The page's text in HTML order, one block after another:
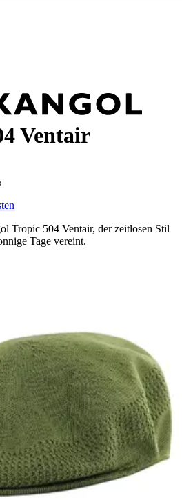
Ventair
Tropic 504 Ventair, der zeitlosen Stil
Tage vereint.